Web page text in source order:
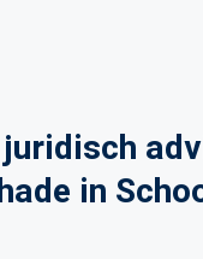
in